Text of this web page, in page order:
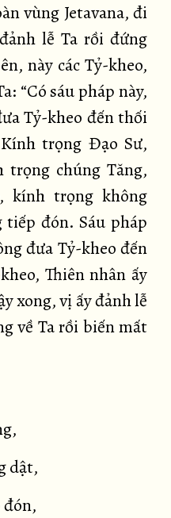
vùng Jetavana, đi
lễ Ta rồi đứng
này các Tỷ-kheo,
“Có sáu pháp này,
Tỷ-kheo đến thối
trọng Đạo Sư,
chúng Tăng,
kính trọng không
đón. Sáu pháp
đưa Tỷ-kheo đến
Thiên nhân ấy
xong, vị ấy đảnh lễ
về Ta rồi biến mất
dật,